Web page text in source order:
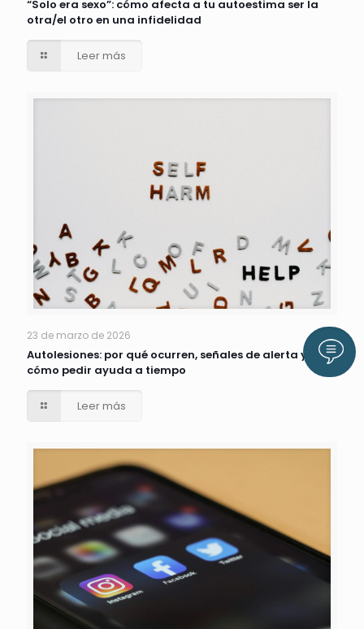
“Solo era sexo”: cómo afecta a tu autoestima ser la
otra/el otro en una infidelidad
Leer más
23 de marzo de 2026
Autolesiones: por qué ocurren, señales de alerta y
cómo pedir ayuda a tiempo
Leer más